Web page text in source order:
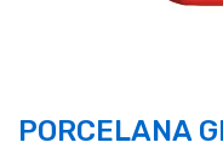
PORCELANA